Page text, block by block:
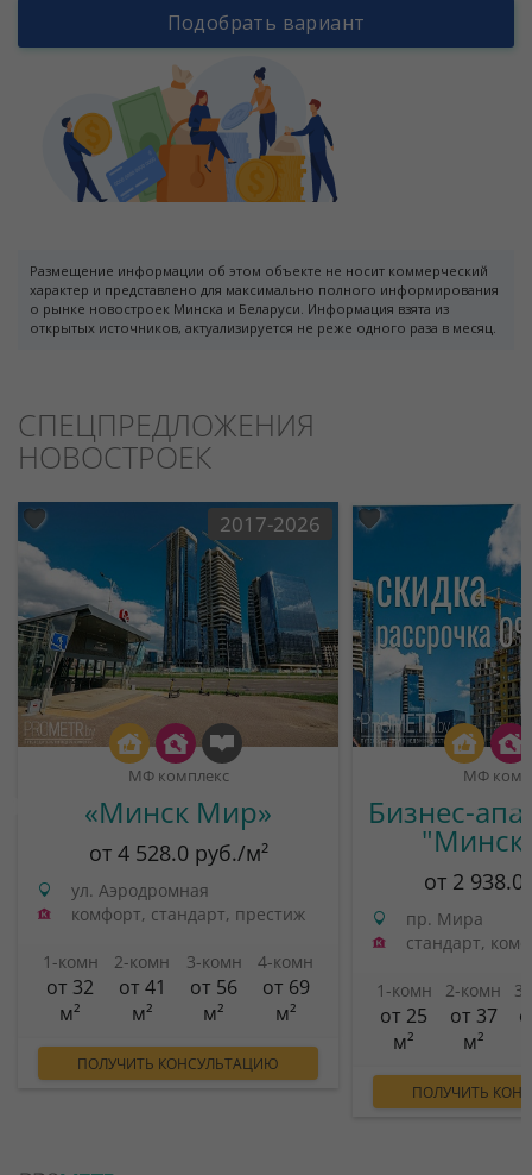
Подобрать вариант
Размещение информации об этом объекте не носит коммерческий
характер и представлено для максимально полного информирования
о рынке новостроек Минска и Беларуси. Информация взята из
открытых источников, актуализируется не реже одного раза в месяц.
СПЕЦПРЕДЛОЖЕНИЯ
НОВОСТРОЕК
2017-2026
МФ комплекс
«Минск Мир»
от 4 528.0 руб./м²
ул. Аэродромная
комфорт, стандарт, престиж
1-комн
от 32
м²
2-комн
от 41
м²
3-комн
от 56
м²
4-комн
от 69
м²
ПОЛУЧИТЬ КОНСУЛЬТАЦИЮ
МФ
Бизнес-
от 2
пр. Мира
стандарт,
1-комн
от 25
м²
2-комн
от 37
м²
ПОЛУЧИТЬ